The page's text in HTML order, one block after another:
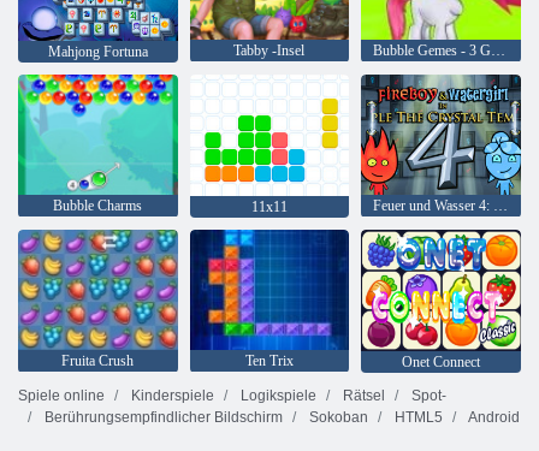
Mahjong Fortuna Tabby -Insel Bubble Gemes - 3 Gewinnt
Bubble Charms 11x11
Fruita Crush Ten Trix
Onet Connect
Spiele online
Kinderspiele Logikspiele Rätsel
Spot-
Berührungsempfindlicher Bildschirm
Sokoban HTML5 Android